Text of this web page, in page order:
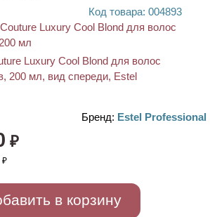
Код товара: 004893
Бренд: Estel Professional
₽
₽
в корзину